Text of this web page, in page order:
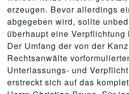
erzeugen. Bevor allerdings
abgegeben wird, sollte
überhaupt eine Verpflichtung
Der Umfang der von der
Rechtsanwälte
Unterlassungs- und
erstreckt sich auf das